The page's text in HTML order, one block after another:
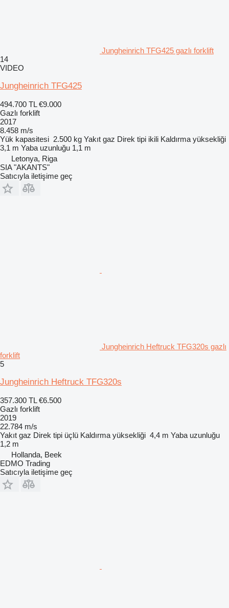
Jungheinrich TFG425 gazlı forklift
14
VIDEO
Jungheinrich TFG425
494.700 TL €9.000
Gazlı forklift
2017
8.458 m/s
Yük kapasitesi 2.500 kg Yakıt gaz Direk tipi ikili Kaldırma yüksekliği
3,1 m Yaba uzunluğu 1,1 m
Letonya, Riga
SIA "AKANTS"
Satıcıyla iletişime geç
Jungheinrich Heftruck TFG320s gazlı
forklift
5
Jungheinrich Heftruck TFG320s
357.300 TL €6.500
Gazlı forklift
2019
22.784 m/s
Yakıt gaz Direk tipi üçlü Kaldırma yüksekliği 4,4 m Yaba uzunluğu
1,2 m
Hollanda, Beek
EDMO Trading
Satıcıyla iletişime geç